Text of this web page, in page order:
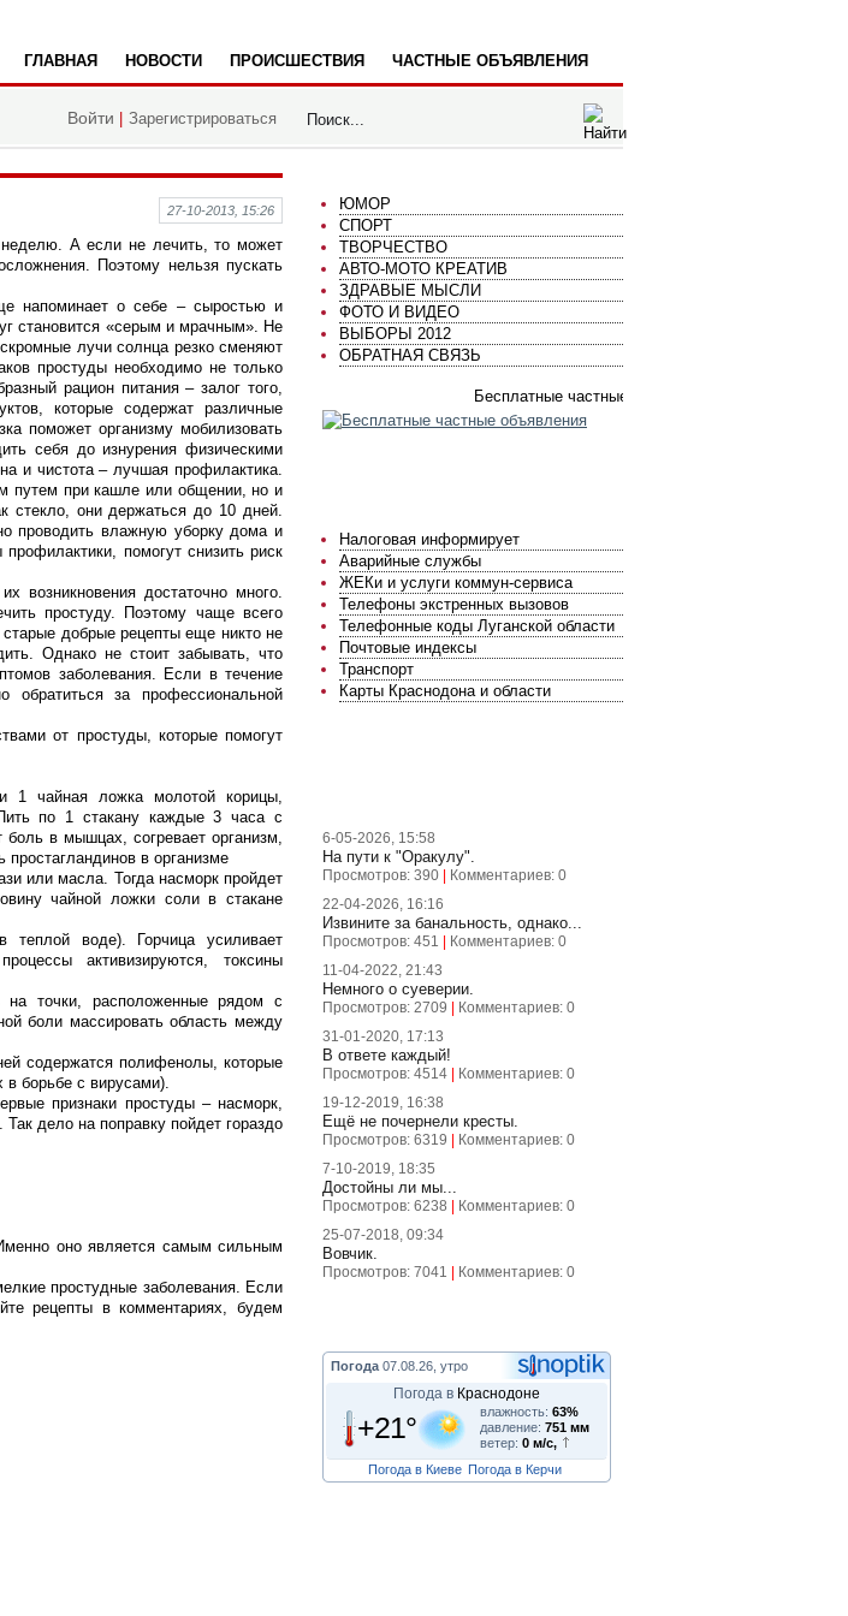
ГЛАВНАЯ НОВОСТИ ПРОИСШЕСТВИЯ ЧАСТНЫЕ ОБЪЯВЛЕНИЯ
Зарегистрироваться
Войти
27-10-2013, 15:26
А если не лечить, то может
Поэтому нельзя пускать
напоминает о себе – сыростью и
становится «серым и мрачным». Не
лучи солнца резко сменяют
простуды необходимо не только
рацион питания – залог того,
которые содержат различные
поможет организму мобилизовать
себя до изнурения физическими
и чистота – лучшая профилактика.
путем при кашле или общении, но и
стекло, они держаться до 10 дней.
проводить влажную уборку дома и
помогут снизить риск
возникновения достаточно много.
простуду. Поэтому чаще всего
добрые рецепты еще никто не
Однако не стоит забывать, что
заболевания. Если в течение
обратиться за профессиональной
от простуды, которые помогут
1 чайная ложка молотой корицы,
по 1 стакану каждые 3 часа с
в мышцах, согревает организм,
в организме
или масла. Тогда насморк пройдет
чайной ложки соли в стакане
воде). Горчица усиливает
активизируются, токсины
точки, расположенные рядом с
боли массировать область между
содержатся полифенолы, которые
в борьбе с вирусами).
признаки простуды – насморк,
дело на поправку пойдет гораздо
оно является самым сильным
простудные заболевания. Если
рецепты в комментариях, будем
ЮМОР
СПОРТ
ТВОРЧЕСТВО
АВТО-МОТО КРЕАТИВ
ЗДРАВЫЕ МЫСЛИ
ФОТО И ВИДЕО
ВЫБОРЫ 2012
ОБРАТНАЯ СВЯЗЬ
Бесплатные частные объявления
Налоговая информирует
Аварийные службы
ЖЕКи и услуги коммун-сервиса
Телефоны экстренных вызовов
Телефонные коды Луганской области
Почтовые индексы
Транспорт
Карты Краснодона и области
6-05-2026, 15:58
На пути к "Оракулу".
Просмотров: 390
Комментариев: 0
22-04-2026, 16:16
Извините за банальность, однако...
Просмотров: 451
Комментариев: 0
11-04-2022, 21:43
Немного о суеверии.
Просмотров: 2709
Комментариев: 0
31-01-2020, 17:13
В ответе каждый!
Просмотров: 4514
Комментариев: 0
19-12-2019, 16:38
Ещё не почернели кресты.
Просмотров: 6319
Комментариев: 0
7-10-2019, 18:35
Достойны ли мы...
Просмотров: 6238
Комментариев: 0
25-07-2018, 09:34
Вовчик.
Просмотров: 7041 Комментариев: 0
Погода 07.08.26, утро
Погода в Краснодоне
+21° влажность: 63%
давление: 751 мм
ветер: 0 м/с,
Погода в Киеве Погода в Керчи